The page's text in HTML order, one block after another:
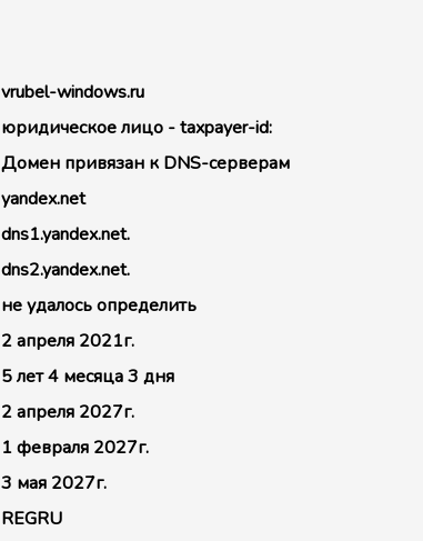
vrubel-windows.ru
юридическое лицо - taxpayer-id:
Домен привязан к DNS-серверам
yandex.net
dns1.yandex.net.
dns2.yandex.net.
не удалось определить
2 апреля 2021г.
5 лет 4 месяца 3 дня
2 апреля 2027г.
1 февраля 2027г.
3 мая 2027г.
REGRU